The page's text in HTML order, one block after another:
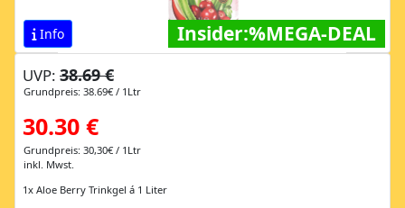
Info Insider:%MEGA-DEAL
UVP: 38.69 €
Grundpreis: 38.69€ / 1Ltr
30.30 €
Grundpreis: 30,30€ / 1Ltr
inkl. Mwst.
1x Aloe Berry Trinkgel á 1 Liter